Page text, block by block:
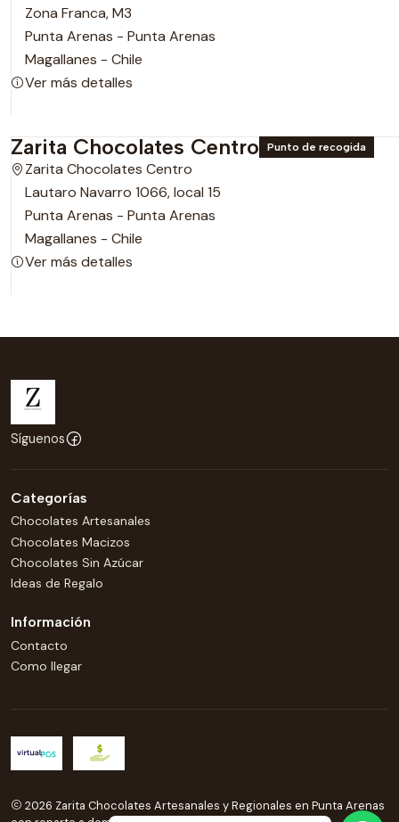
Zona Franca, M3
Punta Arenas - Punta Arenas
Magallanes - Chile
Ver más detalles
Zarita Chocolates Centro Punto de recogida
Zarita Chocolates Centro
Lautaro Navarro 1066, local 15
Punta Arenas - Punta Arenas
Magallanes - Chile
Ver más detalles
Síguenos
Categorías
Chocolates Artesanales
Chocolates Macizos
Chocolates Sin Azúcar
Ideas de Regalo
Información
Contacto
Como llegar
2026 Zarita Chocolates Artesanales y Regionales en Punta Arenas